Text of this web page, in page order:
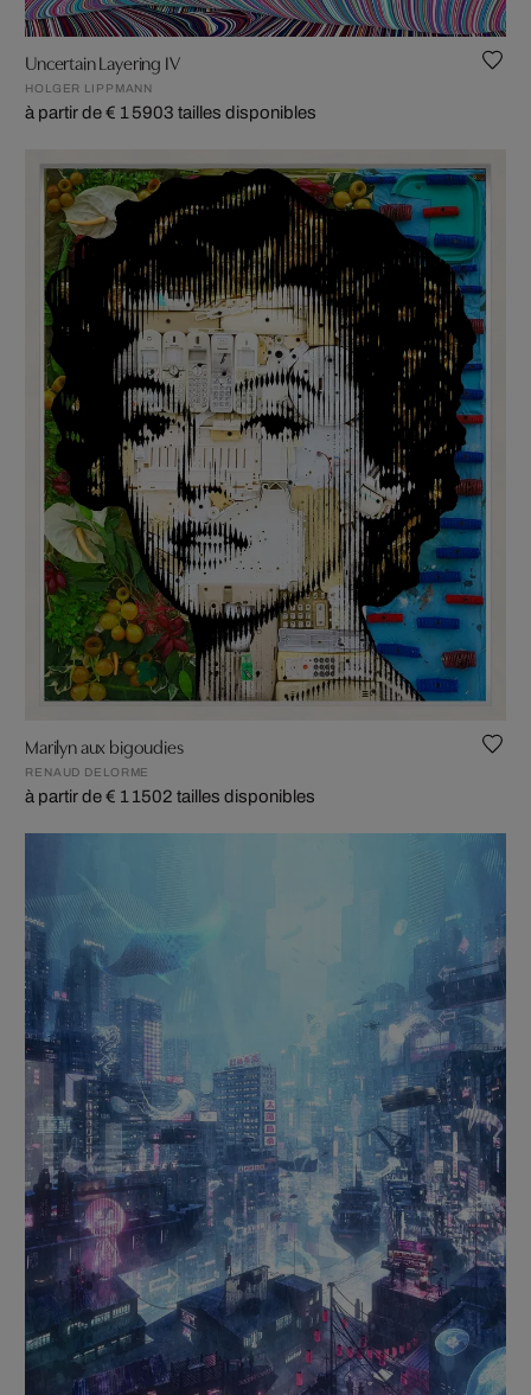
Uncertain Layering IV
HOLGER LIPPMANN
à partir de € 1 5903 tailles disponibles
Marilyn aux bigoudies
RENAUD DELORME
à partir de € 1 1502 tailles disponibles